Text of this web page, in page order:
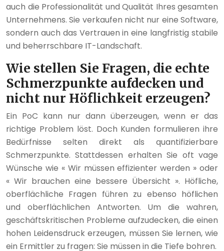
auch die Professionalität und Qualität Ihres gesamten
Unternehmens. Sie verkaufen nicht nur eine Software,
sondern auch das Vertrauen in eine langfristig stabile
und beherrschbare IT-Landschaft.
Wie stellen Sie Fragen, die echte
Schmerzpunkte aufdecken und
nicht nur Höflichkeit erzeugen?
Ein PoC kann nur dann überzeugen, wenn er das
richtige Problem löst. Doch Kunden formulieren ihre
Bedürfnisse selten direkt als quantifizierbare
Schmerzpunkte. Stattdessen erhalten Sie oft vage
Wünsche wie « Wir müssen effizienter werden » oder
« Wir brauchen eine bessere Übersicht ». Höfliche,
oberflächliche Fragen führen zu ebenso höflichen
und oberflächlichen Antworten. Um die wahren,
geschäftskritischen Probleme aufzudecken, die einen
hohen Leidensdruck erzeugen, müssen Sie lernen, wie
ein Ermittler zu fragen: Sie müssen in die Tiefe bohren.